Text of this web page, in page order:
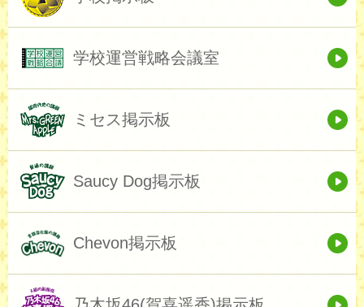
学校運営戦略会議室
ミセス掲示板
Saucy Dog掲示板
Chevon掲示板